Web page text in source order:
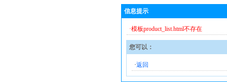
信息提示
·模板product_list.html不存在
您可以：
·返回